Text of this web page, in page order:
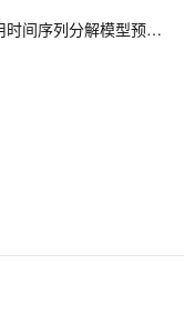
场景实践 - 基于阿里云PAI机器学习平台使用时间序列分解模型预测商品销量